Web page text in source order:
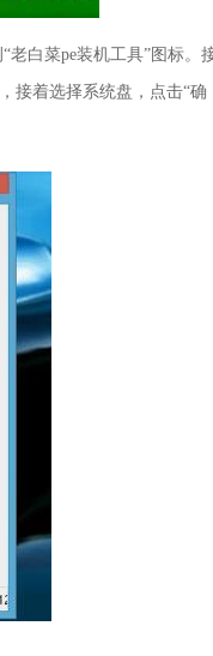
老白菜pe装机工具”图标。
接着选择系统盘，点击“确